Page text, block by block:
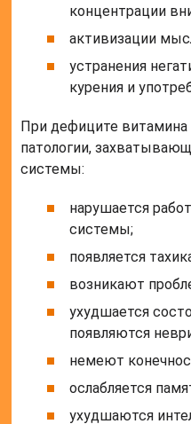
концентрации
активизации
устранения
курения и
При дефиците витамина
патологии,
системы:
нарушается
системы;
появляется
возникают
ухудшается
появляются
немеют
ослабляется
ухудшаются